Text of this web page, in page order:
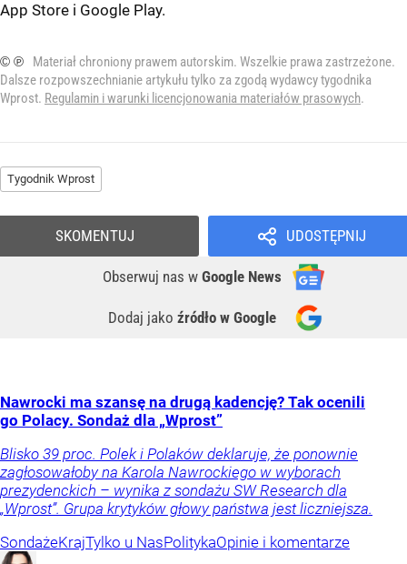
App Store i Google Play.
© ℗
Materiał chroniony prawem autorskim. Wszelkie prawa zastrzeżone.
Dalsze rozpowszechnianie artykułu tylko za zgodą wydawcy tygodnika
Wprost. Regulamin i warunki licencjonowania materiałów prasowych.
Tygodnik Wprost
UDOSTĘPNIJ
Obserwuj nas w Google News
Dodaj jako źródło w Google
SKOMENTUJ
Nawrocki ma szansę na drugą kadencję? Tak ocenili
go Polacy. Sondaż dla „Wprost”
Blisko 39 proc. Polek i Polaków deklaruje, że ponownie
zagłosowałoby na Karola Nawrockiego w wyborach
prezydenckich – wynika z sondażu SW Research dla
„Wprost”. Grupa krytyków głowy państwa jest liczniejsza.
SondażeKrajTylko u NasPolitykaOpinie i komentarze